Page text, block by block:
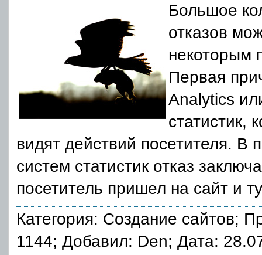
Большое
отказов
некоторым
Первая
Analytics
статистик,
видят действий посетителя. В
систем статистик отказ
посетитель пришел на сайт и
Категория: Создание сайтов;
1144; Добавил: Den; Дата: